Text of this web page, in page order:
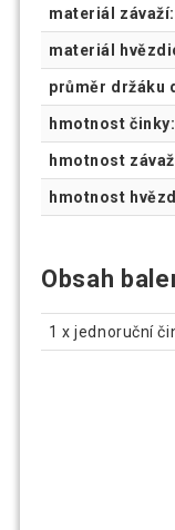
materiál závaží:
materiál
průměr držáku
hmotnost činky:
hmotnost
hmotnost
Obsah
1 x jednoruční